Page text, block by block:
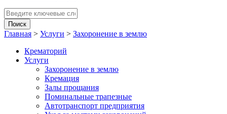
Введите ключевые слова для поиска
Вы здесь
Главная > Услуги > Захоронение в землю
Крематорий
Услуги
Захоронение в землю
Кремация
Залы прощания
Поминальные трапезные
Автотранспорт предприятия